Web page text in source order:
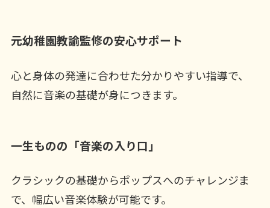
元幼稚園教諭監修の安心サポート
心と身体の発達に合わせた分かりやすい指導で、
自然に音楽の基礎が身につきます。
一生ものの「音楽の入り口」
クラシックの基礎からポップスへのチャレンジま
で、幅広い音楽体験が可能です。